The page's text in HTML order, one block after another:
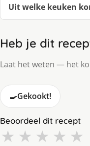
Uit welke keuken
Heb je dit
Laat het weten — het
🍳Gekookt!
Beoordeel dit recept
★ ★ ★ ★ ★